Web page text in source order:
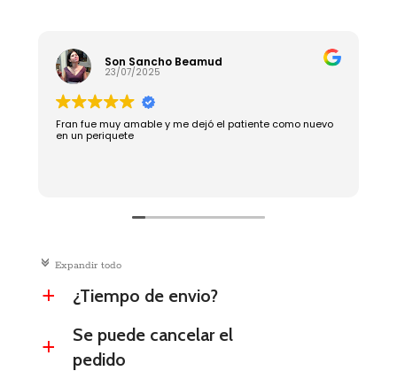
Son Sancho Beamud
23/07/2025
Fran fue muy amable y me dejó el patiente como nuevo
en un periquete
c Expandir todo
a ¿Tiempo de envio?
a
Se puede cancelar el
pedido